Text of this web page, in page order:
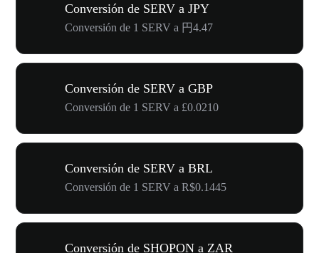
Conversión de SERV a JPY
Conversión de 1 SERV a 円4.47
Conversión de SERV a GBP
Conversión de 1 SERV a £0.0210
Conversión de SERV a BRL
Conversión de 1 SERV a R$0.1445
Conversión de SHOPON a ZAR